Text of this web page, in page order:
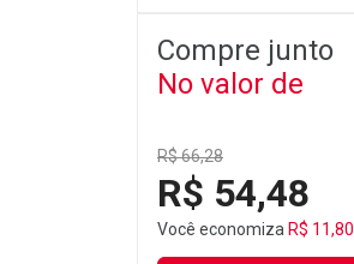
Compre junto
No valor de
R$ 66,28
R$ 54,48
Você economiza R$ 11,80